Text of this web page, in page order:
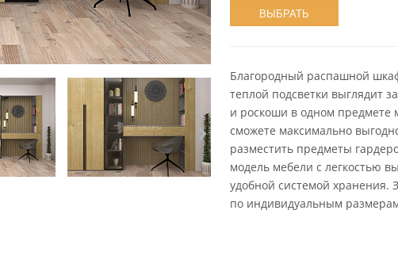
ВЫБРАТЬ
Благородный распашной
теплой подсветки выглядит
и роскоши в одном предмете
сможете максимально
разместить предметы
модель мебели с легкостью
удобной системой хранения.
по индивидуальным